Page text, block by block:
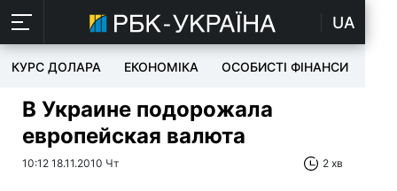
UA
КУРС ДОЛАРА ЕКОНОМІКА ОСОБИСТІ ФІНАНСИ
В Украине подорожала
европейская валюта
10:12 18.11.2010 Чт 2 хв